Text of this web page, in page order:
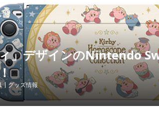
ィ」デザインのNintendo
グッズ情報